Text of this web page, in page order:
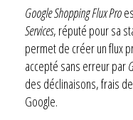
Google Shopping Flux Pro
Services, réputé pour sa
permet de créer un flux
accepté sans erreur par
des déclinaisons, frais
Google.